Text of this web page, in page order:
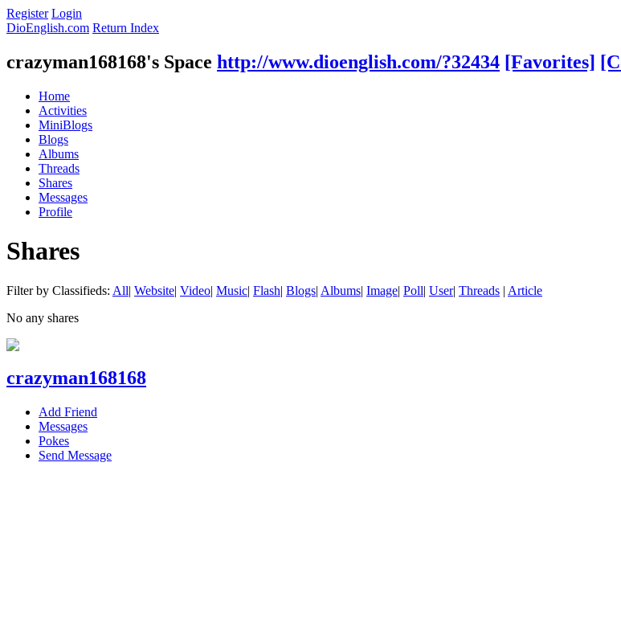
Register Login
DioEnglish.com Return Index
crazyman168168's Space http://www.dioenglish.com/?32434 [Favorites]
Home
Activities
MiniBlogs
Blogs
Albums
Threads
Shares
Messages
Profile
Shares
Filter by Classifieds: All| Website| Video| Music| Flash| Blogs| Albums| Image| Poll| User| Threads | Article
No any shares
crazyman168168
Add Friend
Messages
Pokes
Send Message